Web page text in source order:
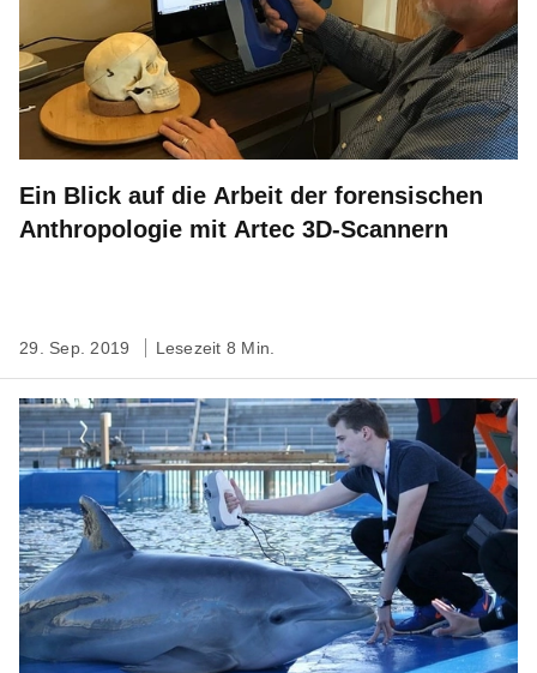
Ein Blick auf die Arbeit der forensischen
Anthropologie mit Artec 3D-Scannern
29. Sep. 2019 Lesezeit 8 Min.